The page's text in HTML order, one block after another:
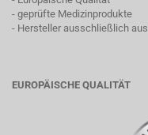
- geprüfte Medizinprodukte
- Hersteller ausschließlich aus
EUROPÄISCHE QUALITÄT